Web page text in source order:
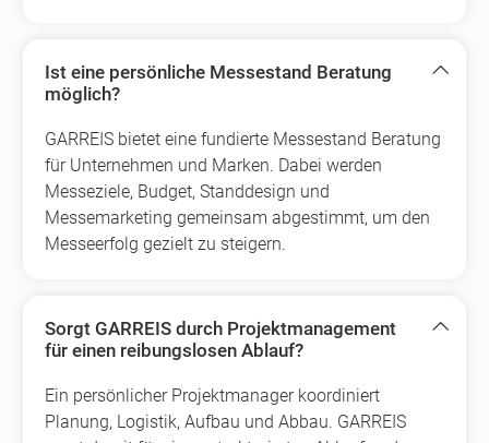
Ist eine persönliche Messestand Beratung
möglich?
GARREIS bietet eine fundierte Messestand Beratung
für Unternehmen und Marken. Dabei werden
Messeziele, Budget, Standdesign und
Messemarketing gemeinsam abgestimmt, um den
Messeerfolg gezielt zu steigern.
Sorgt GARREIS durch Projektmanagement
für einen reibungslosen Ablauf?
Ein persönlicher Projektmanager koordiniert
Planung, Logistik, Aufbau und Abbau. GARREIS